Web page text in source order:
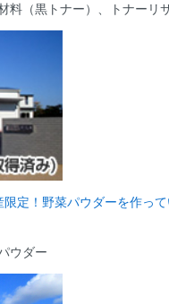
料（黒トナー）、トナーリ
定！野菜パウダーを作っ
ウダー